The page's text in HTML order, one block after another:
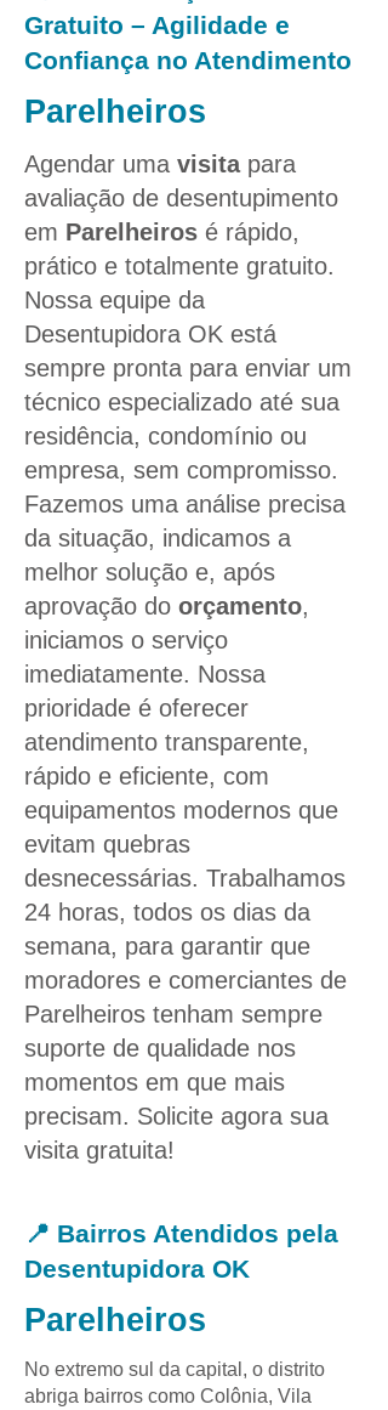
Gratuito – Agilidade e
Confiança no Atendimento
Parelheiros
Agendar uma visitapara
avaliação de desentupimento
em Parelheiros é rápido,
prático e totalmente gratuito.
Nossa equipe da
Desentupidora OK está
sempre pronta para enviar um
técnico especializado até sua
residência, condomínio ou
empresa, sem compromisso.
Fazemos uma análise precisa
da situação, indicamos a
melhor solução e, após
aprovação do orçamento,
iniciamos o serviço
imediatamente. Nossa
prioridade é oferecer
atendimento transparente,
rápido e eficiente, com
equipamentos modernos que
evitam quebras
desnecessárias. Trabalhamos
24 horas, todos os dias da
semana, para garantir que
moradores e comerciantes de
Parelheiros tenham sempre
suporte de qualidade nos
momentos em que mais
precisam. Solicite agora sua
visita gratuita!
📍 Bairros Atendidos pela
Desentupidora OK
Parelheiros
No extremo sul da capital, o distrito
abriga bairros como Colônia, Vila